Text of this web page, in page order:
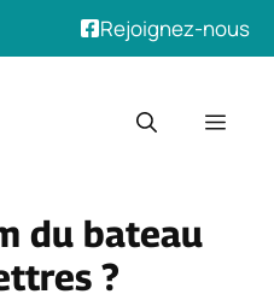
Rejoignez-nous
du bateau
?